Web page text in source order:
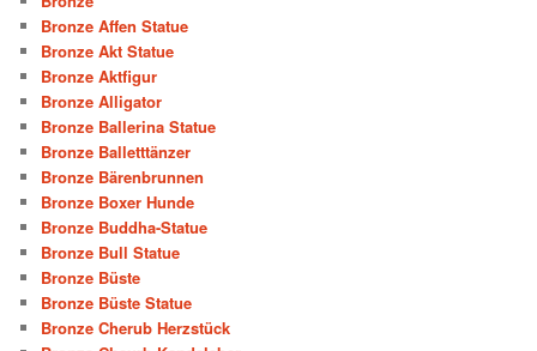
Bronze Affen Statue
Bronze Akt Statue
Bronze Aktfigur
Bronze Alligator
Bronze Ballerina Statue
Bronze Balletttänzer
Bronze Bärenbrunnen
Bronze Boxer Hunde
Bronze Buddha-Statue
Bronze Bull Statue
Bronze Büste
Bronze Büste Statue
Bronze Cherub Herzstück